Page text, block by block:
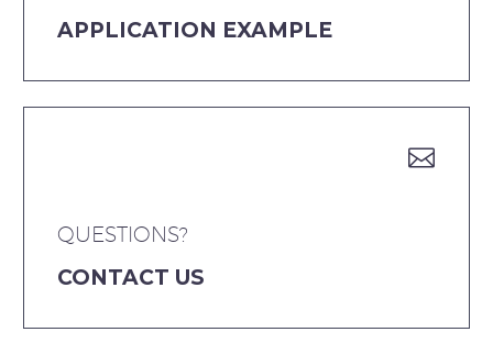
APPLICATION EXAMPLE


QUESTIONS?
CONTACT US